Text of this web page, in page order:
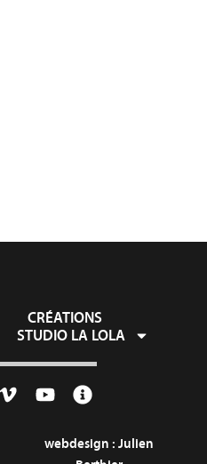
CRÉATIONS
STUDIO LA LOLA
webdesign : Julien